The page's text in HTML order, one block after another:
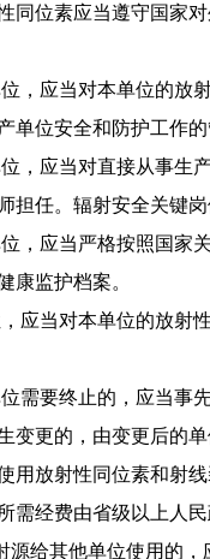
同位素应当遵守国家对
，应当对本单位的放
单位安全和防护工作
，应当对直接从事生
担任。辐射安全关键
，应当严格按照国家
康监护档案。
应当对本单位的放射
需要终止的， 应当事
变更的，由变更后的
用放射性同位素和射
需经费由省级以上人
源给其他单位使用的，